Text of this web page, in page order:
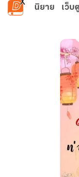
ข้ามไปยังเนื้อหาหลัก
นิยาย เว็บ